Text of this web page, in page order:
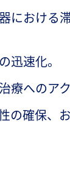
における
迅速化。
へのアク
の確保、